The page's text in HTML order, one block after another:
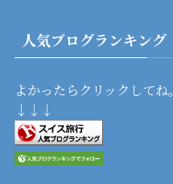
人気ブログランキング
よかったらクリックしてね。
↓↓↓